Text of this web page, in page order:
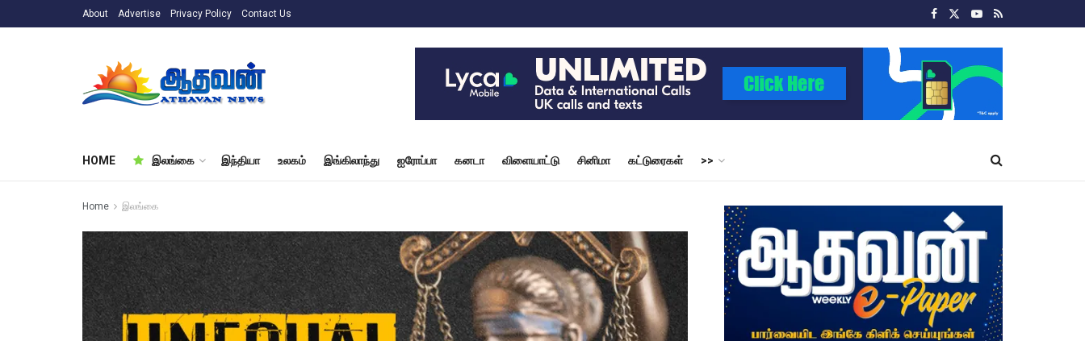
About Advertise Privacy Policy Contact Us
HOME இலங்கை இந்தியா உலகம் இங்கிலாந்து ஐரோப்பா கனடா விளையாட்டு சினிமா கட்டுரைகள் >>
Home இலங்கை